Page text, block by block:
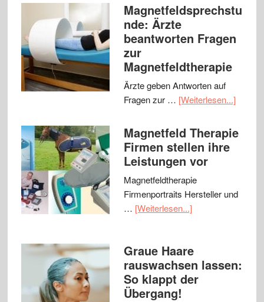
Magnetfeldsprechstu
nde: Ärzte
beantworten Fragen
zur
Magnetfeldtherapie
Ärzte geben Antworten auf
Fragen zur … [Weiterlesen...]
Magnetfeld Therapie
Firmen stellen ihre
Leistungen vor
Magnetfeldtherapie
Firmenportraits Hersteller und
… [Weiterlesen...]
Graue Haare
rauswachsen lassen:
So klappt der
Übergang!